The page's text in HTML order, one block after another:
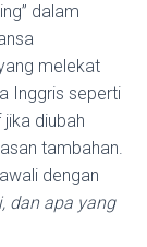
dalam
melekat
Inggris seperti
diubah
tambahan.
dengan
dan apa yang